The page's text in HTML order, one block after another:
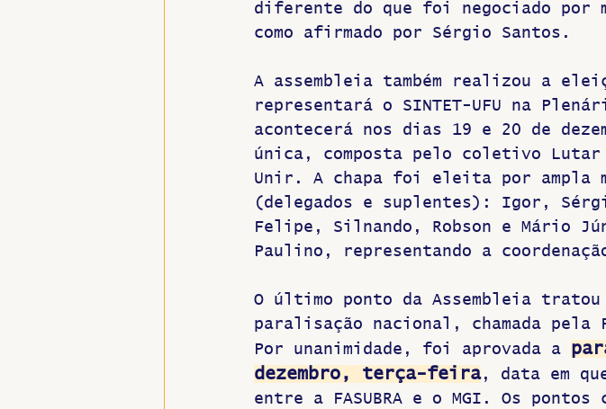
diferente do que foi negociado por
como afirmado por Sérgio Santos.
A assembleia também realizou a
representará o SINTET-UFU na
acontecerá nos dias 19 e 20 de
única, composta pelo coletivo
Unir. A chapa foi eleita por ampla
(delegados e suplentes): Igor,
Felipe, Silnando, Robson e Mário
Paulino, representando a
O último ponto da Assembleia
paralisação nacional, chamada pela
Por unanimidade, foi aprovada a
dezembro, terça-feira, data em
entre a FASUBRA e o MGI. Os